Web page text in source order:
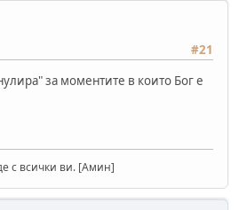
#21
за моментите в които Бог е
с всички ви. [Амин]